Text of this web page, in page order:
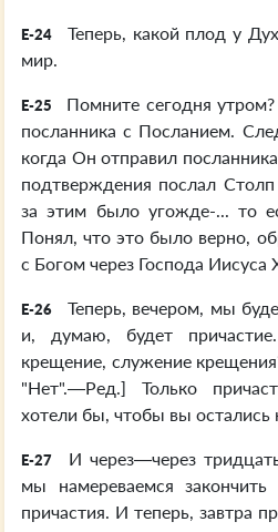
E-24
Теперь, какой плод у
мир.
E-25
Помните сегодня
посланника с Посланием.
когда Он отправил
подтверждения послал
за этим было угожде-... то
Понял, что это было верно,
с Богом через Господа Иисуса
E-26
Теперь, вечером, мы
и, думаю, будет
крещение, служение
"Нет".—Ред.] Только
хотели бы, чтобы вы остались
E-27
И через—через
мы намереваемся
причастия. И теперь, завтра